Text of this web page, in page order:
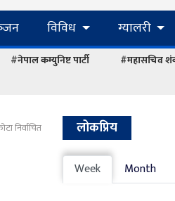
विविध ग्यालरी
#नेपाल कम्युनिष्ट पार्टी
#महासचिव
निर्वाचित लोकप्रिय
Week Month